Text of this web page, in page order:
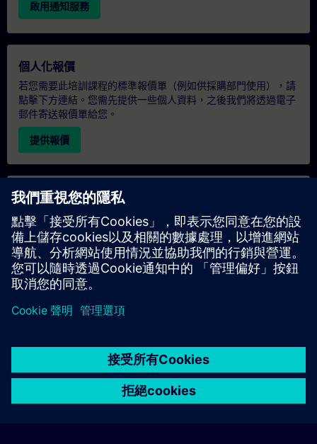
explore
啟用通知服務
個人化報價
若您需要此培訓課程的標準報價單（例如供採購部門使用），請
點擊下方連結。您需先提供一些個人資料，之後我們將透過電子
郵件寄送報價單給您。
提供報價
專屬培訓諮詢
若您需要針對專屬培訓課程（無論是現場、線上或於我們的
SITRAIN 培訓中心舉辦）索取報價，請填寫下方的諮詢表單。此
類請求適合較大規模的團體（6 人以上）。提供您的聯絡資料及
培訓需求後，我們將向您發送報價單。
索取專屬報價